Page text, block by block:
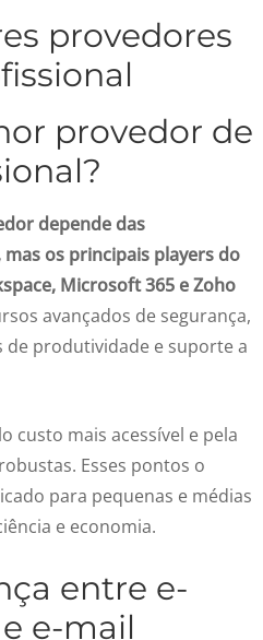
provedores
provedor de
depende das
os principais players do
Microsoft 365 e Zoho
avançados de segurança,
de produtividade e suporte a
custo mais acessível e pela
Esses pontos o
para pequenas e médias
e economia.
entre e-
e-mail